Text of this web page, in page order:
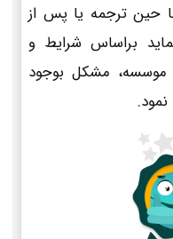
حین ترجمه یا پس از
براساس شرایط و
مشکل بوجود